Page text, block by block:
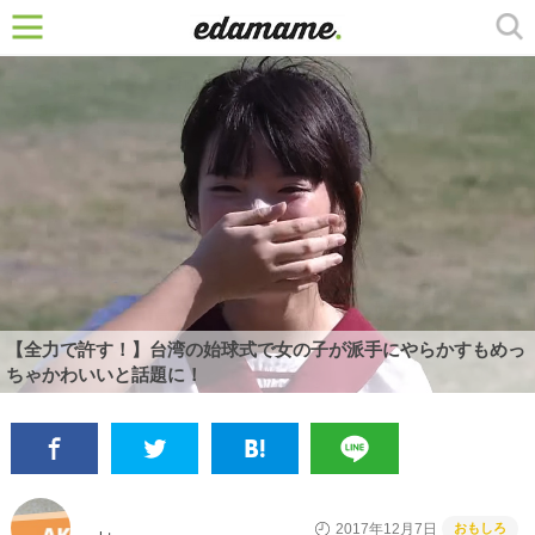
【全力で許す！】台湾の始球式で女の子が派手にやらかすもめっ
ちゃかわいいと話題に！
2017年12月7日 おもしろ